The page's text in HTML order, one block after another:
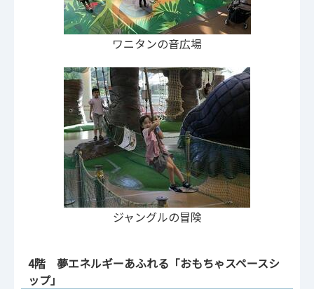
ワニタンの音広場
ジャングルの冒険
4階 夢エネルギーあふれる「おもちゃスペースシ
ップ」